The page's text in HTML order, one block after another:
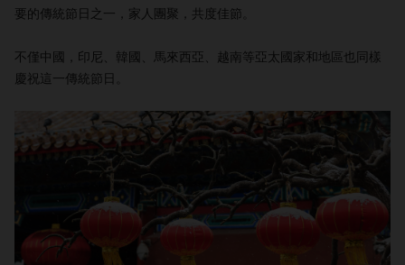
要的傳統節日之一，家人團聚，共度佳節。
不僅中國，印尼、韓國、馬來西亞、越南等亞太國家和地區也同樣
慶祝這一傳統節日。